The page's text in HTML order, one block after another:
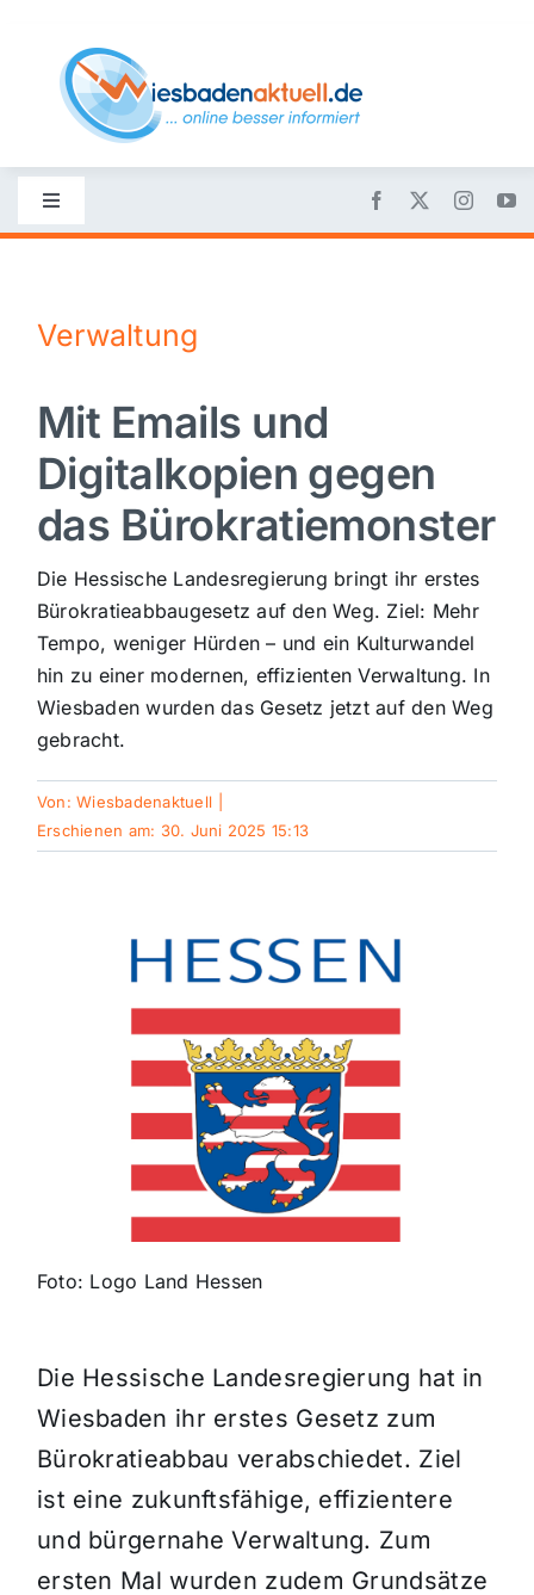
content
Toggle
Navigation
Nachrichten
Politik
Wirtschaft
Sport
Kultur
Panorama
Mein Stadtteil
Verkehrsmeldungen
Polizeimeldungen
Themen und Termine
Verwaltung
Mit Emails und
Digitalkopien gegen
das Bürokratiemonster
Die Hessische Landesregierung bringt ihr erstes
Bürokratieabbaugesetz auf den Weg. Ziel: Mehr
Tempo, weniger Hürden – und ein Kulturwandel
hin zu einer modernen, effizienten Verwaltung. In
Wiesbaden wurden das Gesetz jetzt auf den Weg
gebracht.
Von:Wiesbadenaktuell
Erschienen am: 30. Juni 2025 15:13
Foto: Logo Land Hessen
Die Hessische Landesregierung hat in
Wiesbaden ihr erstes Gesetz zum
Bürokratieabbau verabschiedet. Ziel
ist eine zukunftsfähige, effizientere
und bürgernahe Verwaltung. Zum
ersten Mal wurden zudem Grundsätze